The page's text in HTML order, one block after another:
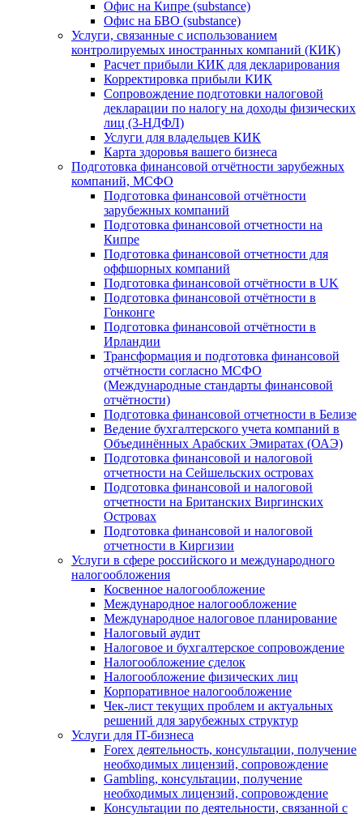
Офис на Кипре (substance)
Офис на БВО (substance)
Услуги, связанные с использованием
контролируемых иностранных компаний (КИК)
Расчет прибыли КИК для декларирования
Корректировка прибыли КИК
Сопровождение подготовки налоговой
декларации по налогу на доходы физических
лиц (3-НДФЛ)
Услуги для владельцев КИК
Карта здоровья вашего бизнеса
Подготовка финансовой отчётности зарубежных
компаний, МСФО
Подготовка финансовой отчётности
зарубежных компаний
Подготовка финансовой отчетности на
Кипре
Подготовка финансовой отчетности для
оффшорных компаний
Подготовка финансовой отчётности в UK
Подготовка финансовой отчётности в
Гонконге
Подготовка финансовой отчётности в
Ирландии
Трансформация и подготовка финансовой
отчётности согласно МСФО
(Международные стандарты финансовой
отчётности)
Подготовка финансовой отчетности в Белизе
Ведение бухгалтерского учета компаний в
Объединённых Арабских Эмиратах (ОАЭ)
Подготовка финансовой и налоговой
отчетности на Сейшельских островах
Подготовка финансовой и налоговой
отчетности на Британских Виргинских
Островах
Подготовка финансовой и налоговой
отчетности в Киргизии
Услуги в сфере российского и международного
налогообложения
Косвенное налогообложение
Международное налогообложение
Международное налоговое планирование
Налоговый аудит
Налоговое и бухгалтерское сопровождение
Налогообложение сделок
Налогообложение физических лиц
Корпоративное налогообложение
Чек-лист текущих проблем и актуальных
решений для зарубежных структур
Услуги для IT-бизнеса
Forex деятельность, консультации, получение
необходимых лицензий, сопровождение
Gambling, консультации, получение
необходимых лицензий, сопровождение
Консультации по деятельности, связанной с